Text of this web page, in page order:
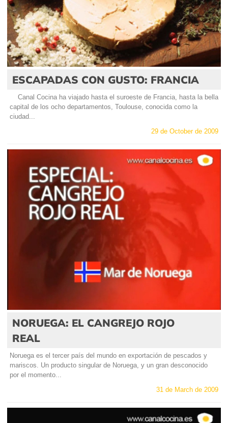
ESCAPADAS CON GUSTO: FRANCIA
Canal Cocina ha viajado hasta el suroeste de Francia, hasta la bella
capital de los ocho departamentos, Toulouse, conocida como la
ciudad...
29 de October de 2009
NORUEGA: EL CANGREJO ROJO
REAL
Noruega es el tercer país del mundo en exportación de pescados y
mariscos. Un producto singular de Noruega, y un gran desconocido
por el momento...
31 de March de 2009